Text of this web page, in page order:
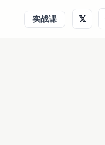
实战课 𝕏